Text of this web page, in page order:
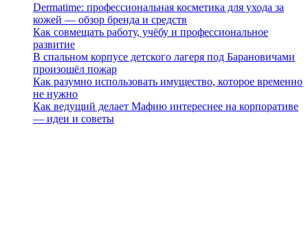
Dermatime: профессиональная косметика для ухода за
кожей — обзор бренда и средств
Как совмещать работу, учёбу и профессиональное
развитие
В спальном корпусе детского лагеря под Барановичами
произошёл пожар
Как разумно использовать имущество, которое временно
не нужно
Как ведущий делает Мафию интереснее на корпоративе
— идеи и советы